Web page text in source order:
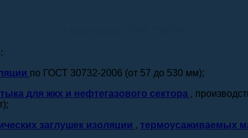
:
по ГОСТ 30732-2006 (от 57 до 530 мм);
для жкх и нефтегазового сектора ,
заглушек изоляции , термоусаживаемых